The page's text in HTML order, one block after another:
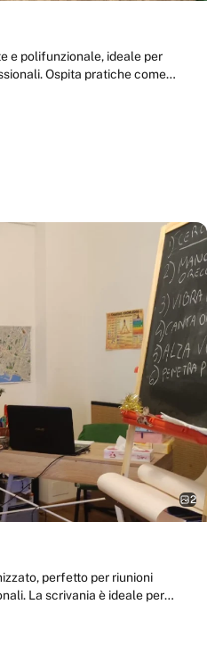
e polifunzionale, ideale per
Ospita pratiche come
cinese e shiatsu.
o conferenze, offrendo un
2
perfetto per riunioni
La scrivania è ideale per
aggiunge un tocco